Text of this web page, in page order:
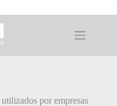
por empresas